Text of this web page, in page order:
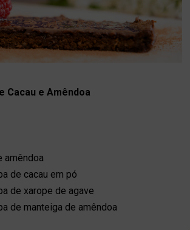
Cacau e Amêndoa
amêndoa
de cacau em pó
de xarope de agave
de manteiga de amêndoa